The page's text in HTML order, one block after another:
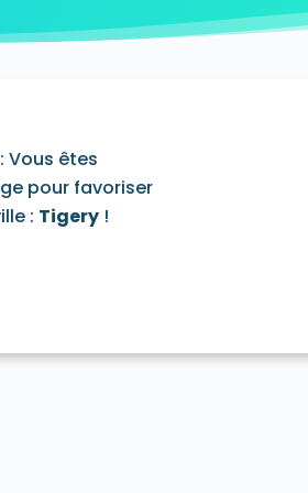
91080
91690
91410
La Forêt-Sainte-Croix 91150
91830
Le Plessis-Pâté 91220
91630
Leuville-sur-Orge 91310
Saint-Benoist 91410
: Vous êtes
pour favoriser
: Tigery !